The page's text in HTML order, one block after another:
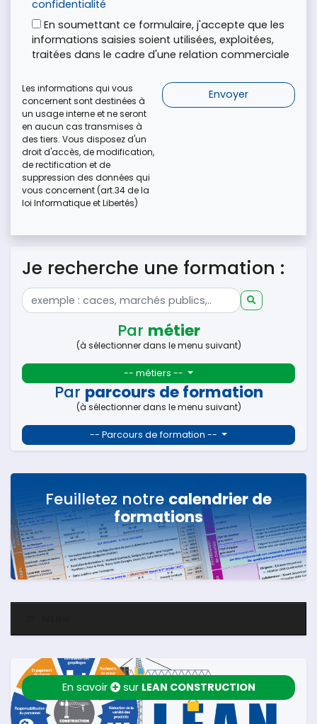
Je recherche une formation :
Par métier
(à sélectionner dans le menu suivant)
-- métiers --
Par parcours de formation
(à sélectionner dans le menu suivant)
-- Parcours de formation --
Feuilletez notre calendrier de
formations
En savoir sur LEAN CONSTRUCTION
confidentialité
En soumettant ce formulaire, j'accepte que les
informations saisies soient utilisées, exploitées,
traitées dans le cadre d'une relation commerciale
Les informations qui vous
concernent sont destinées à
un usage interne et ne seront
en aucun cas transmises à
des tiers. Vous disposez d'un
droit d'accès, de modification,
de rectification et de
suppression des données qui
vous concernent (art.34 de la
loi Informatique et Libertés)